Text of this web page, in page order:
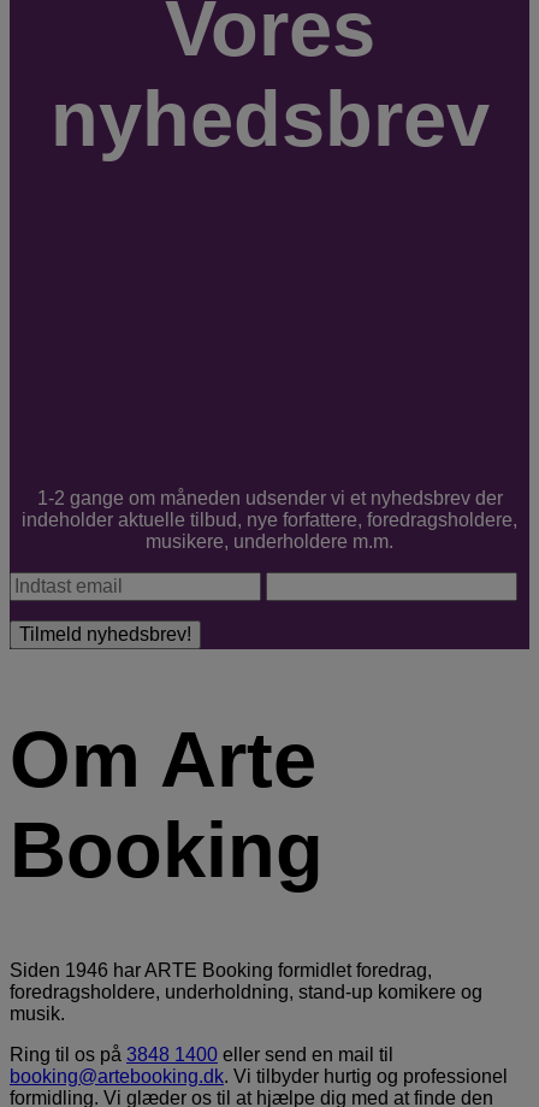
Vores
nyhedsbrev
1-2 gange om måneden udsender vi et nyhedsbrev der
indeholder aktuelle tilbud, nye forfattere, foredragsholdere,
musikere, underholdere m.m.
Om Arte
Booking
Siden 1946 har ARTE Booking formidlet foredrag,
foredragsholdere, underholdning, stand-up komikere og
musik.
Ring til os på 3848 1400 eller send en mail til
booking@artebooking.dk. Vi tilbyder hurtig og professionel
formidling. Vi glæder os til at hjælpe dig med at finde den